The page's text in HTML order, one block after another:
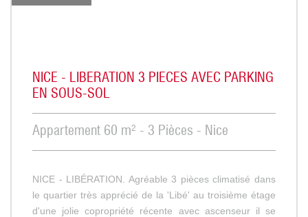
NICE - LIBERATION 3 PIECES AVEC PARKING
EN SOUS-SOL
Appartement 60 m² - 3 Pièces - Nice
NICE - LIBÉRATION. Agréable 3 pièces climatisé dans
le quartier très apprécié de la 'Libé' au troisième étage
d'une jolie copropriété récente avec ascenseur il se